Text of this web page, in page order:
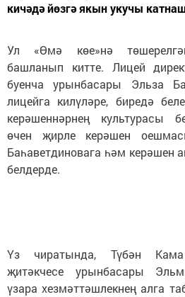
кичәдә йөзгә якын укучы
Ул «Өмә көе»нә
башланып китте. Лицей
буенча урынбасары Эльза
лицейга килүләре, биредә
керәшеннәрнең культурасы
өчен җирле керәшен
Баһаветдиновага һәм керәшен
белдерде.
Үз чиратында, Түбән
җитәкчесе урынбасары
үзара хезмәттәшлекнең алга